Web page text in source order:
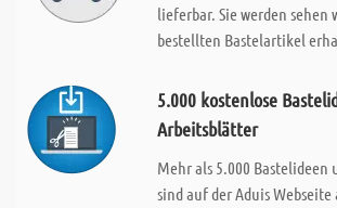
lieferbar. Sie werden sehen
bestellten Bastelartikel
5.000 kostenlose
Arbeitsblätter
Mehr als 5.000
sind auf der Aduis Webseite